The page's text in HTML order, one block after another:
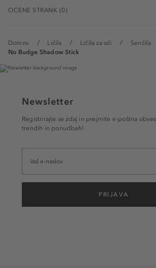
Domov Ličila Ličila za oči
Senčila
No Budge Shadow Stick
OCENE STRANK (0)
Newsletter
Registrirajte se zdaj in prejmite e-poštna
trendih in ponudbah!
PRIJAVA